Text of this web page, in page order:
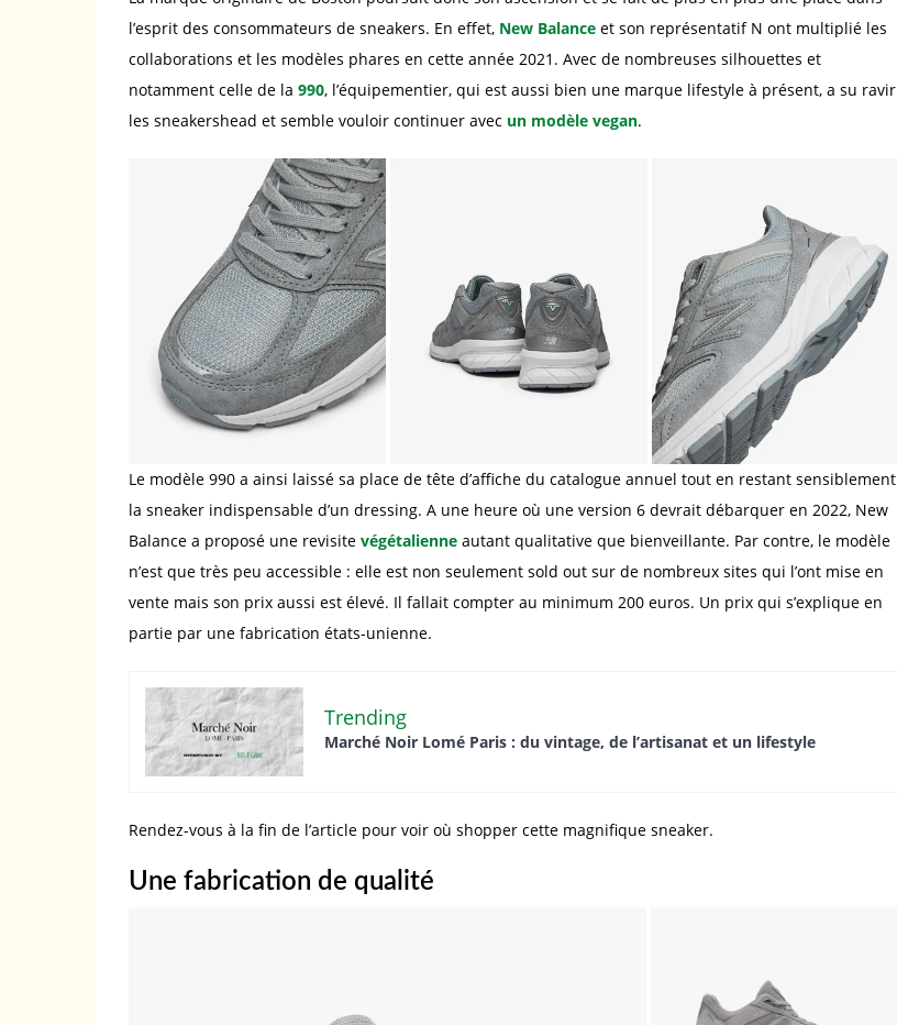
l’esprit des consommateurs de sneakers. En effet, New Balance et son représentatif N ont multiplié les
collaborations et les modèles phares en cette année 2021. Avec de nombreuses silhouettes et
notamment celle de la 990, l’équipementier, qui est aussi bien une marque lifestyle à présent, a su ravir
les sneakershead et semble vouloir continuer avec un modèle vegan.
Le modèle 990 a ainsi laissé sa place de tête d’affiche du catalogue annuel tout en restant sensiblement
la sneaker indispensable d’un dressing. A une heure où une version 6 devrait débarquer en 2022, New
Balance a proposé une revisite végétalienne autant qualitative que bienveillante. Par contre, le modèle
n’est que très peu accessible : elle est non seulement sold out sur de nombreux sites qui l’ont mise en
vente mais son prix aussi est élevé. Il fallait compter au minimum 200 euros. Un prix qui s’explique en
partie par une fabrication états-unienne.
Trending
Marché Noir Lomé Paris : du vintage, de l’artisanat et un lifestyle
Rendez-vous à la fin de l’article pour voir où shopper cette magnifique sneaker.
Une fabrication de qualité